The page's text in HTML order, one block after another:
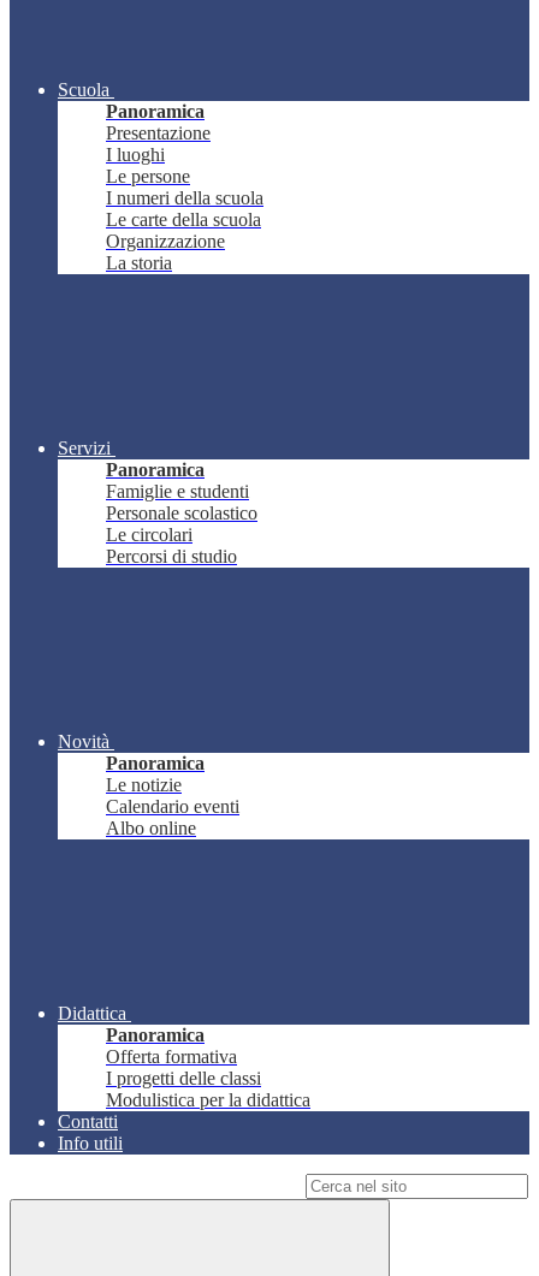
Scuola
Panoramica
Presentazione
I luoghi
Le persone
I numeri della scuola
Le carte della scuola
Organizzazione
La storia
Servizi
Panoramica
Famiglie e studenti
Personale scolastico
Le circolari
Percorsi di studio
Novità
Panoramica
Le notizie
Calendario eventi
Albo online
Didattica
Panoramica
Offerta formativa
I progetti delle classi
Modulistica per la didattica
Contatti
Info utili